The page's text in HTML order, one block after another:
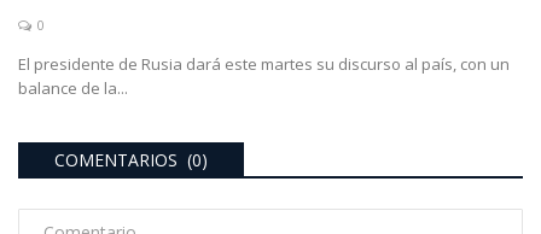
0
El presidente de Rusia dará este martes su discurso al país, con un
balance de la...
COMENTARIOS (0)